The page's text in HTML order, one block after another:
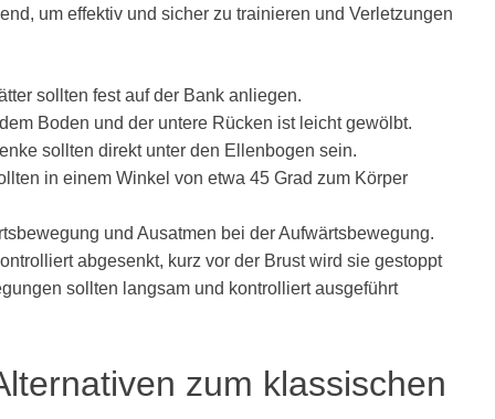
um effektiv und sicher zu trainieren und Verletzungen
sollten fest auf der Bank anliegen.
Boden und der untere Rücken ist leicht gewölbt.
sollten direkt unter den Ellenbogen sein.
in einem Winkel von etwa 45 Grad zum Körper
und Ausatmen bei der Aufwärtsbewegung.
abgesenkt, kurz vor der Brust wird sie gestoppt
sollten langsam und kontrolliert ausgeführt
zum klassischen